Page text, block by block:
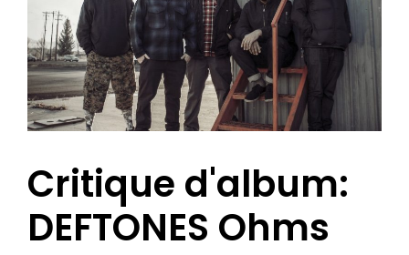
Critique d'album:
DEFTONES Ohms